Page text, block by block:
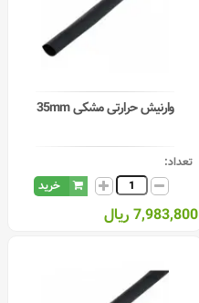
وارنیش حرارتی مشکی 35mm
تعداد:
خرید
7,983,800 ریال